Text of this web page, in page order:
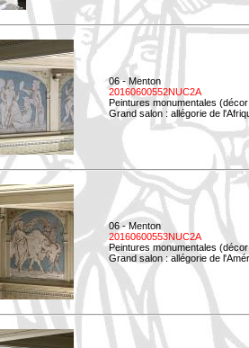
06 - Menton
20160600552NUC2A
Peintures monumentales
Grand salon : allégorie de
06 - Menton
20160600553NUC2A
Peintures monumentales
Grand salon : allégorie de